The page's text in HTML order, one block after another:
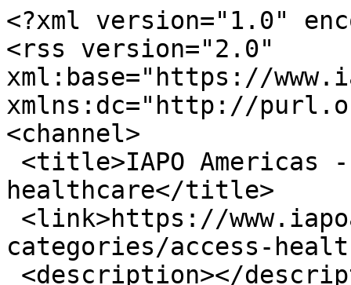
<?xml version="1.0"
<rss version="2.0"
xml:base="https://
xmlns:dc="http://
<channel>
healthcare</title>
categories/access-